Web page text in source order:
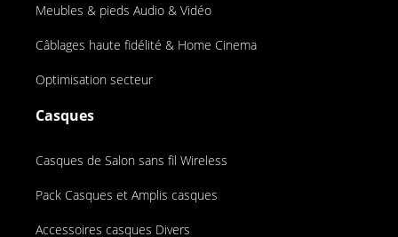
Meubles & pieds Audio & Vidéo
Câblages haute fidélité & Home Cinema
Optimisation secteur
Casques
Casques de Salon sans fil Wireless
Pack Casques et Amplis casques
Accessoires casques Divers